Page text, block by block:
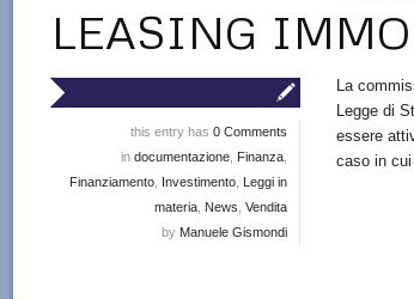
LEASING
this entry has 0 Comments
in documentazione, Finanza,
Finanziamento, Investimento, Leggi in
materia, News, Vendita
by Manuele Gismondi
La
Legge di
essere
caso in